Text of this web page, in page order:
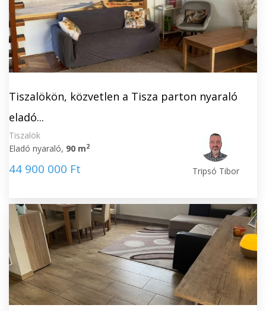
Tiszalökön, közvetlen a Tisza parton nyaraló
eladó...
Tiszalök
Eladó nyaraló, 90 m2
44 900 000 Ft Tripsó Tibor